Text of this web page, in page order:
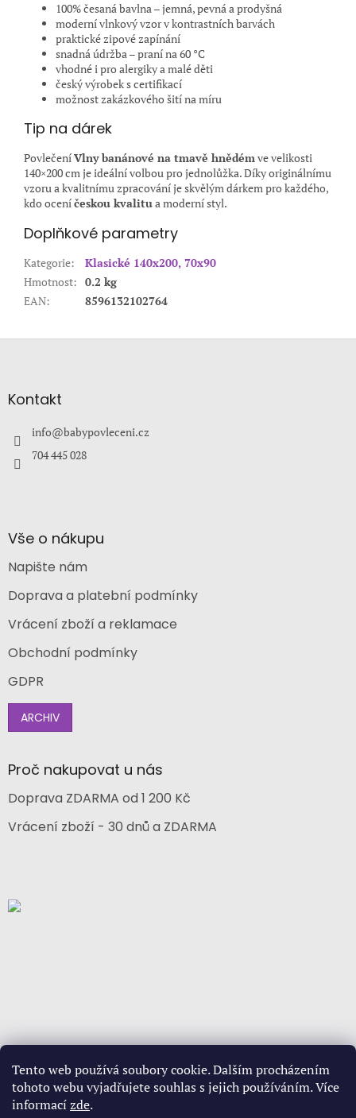
Tento web používá soubory cookie. Dalším procházením
tohoto webu vyjadřujete souhlas s jejich používáním. Více
informacízde.
100% česaná bavlna – jemná, pevná a prodyšná
moderní vlnkový vzor v kontrastních barvách
praktické zipové zapínání
snadná údržba – praní na 60 °C
vhodné i pro alergiky a malé děti
český výrobek s certifikací
možnost zakázkového šití na míru
Tip na dárek
PovlečeníVlny banánové na tmavě hnědémve velikosti
140×200 cm je ideální volbou pro jednolůžka. Díky originálnímu
vzoru a kvalitnímu zpracování je skvělým dárkem pro každého,
kdo oceníčeskou kvalitua moderní styl.
Doplňkové parametry
Kategorie:
Klasické 140x200, 70x90
Hmotnost: 0.2 kg
EAN: 8596132102764
aKontakt
info@babypovleceni.cz
704 445 028
Vše o nákupu
Napište nám
Doprava a platební podmínky
Vrácení zboží a reklamace
Obchodní podmínky
GDPR
ARCHIV
Proč nakupovat u nás
Doprava ZDARMA od 1 200 Kč
Vrácení zboží - 30 dnů a ZDARMA